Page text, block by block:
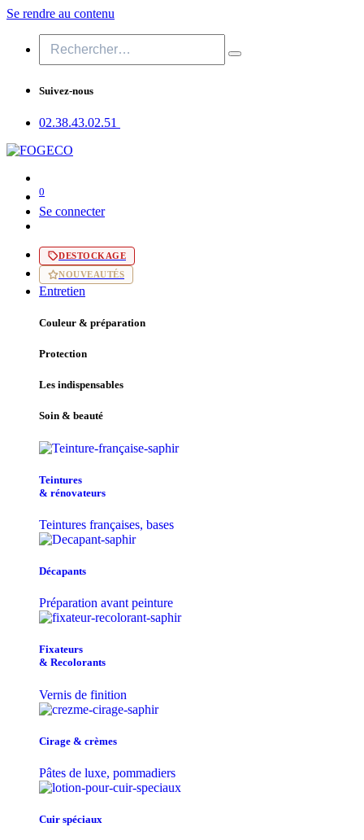
Se rendre au contenu
Suivez-nous
02.38.43​.02.51
0
Se connecter
DESTOCKAGE
NOUVEAUTÉS
Entretien
Couleur & préparation
Protection
Les indispensables
Soin & beauté
Teintu​res
& r​é​novateurs
Teintures françaises, bases
Décapants
Préparation avant peinture
Fixateurs
& Recolorants
Vernis de finition
Cirage & crèmes
Pâtes de luxe, pommadiers
Cuir spéciaux